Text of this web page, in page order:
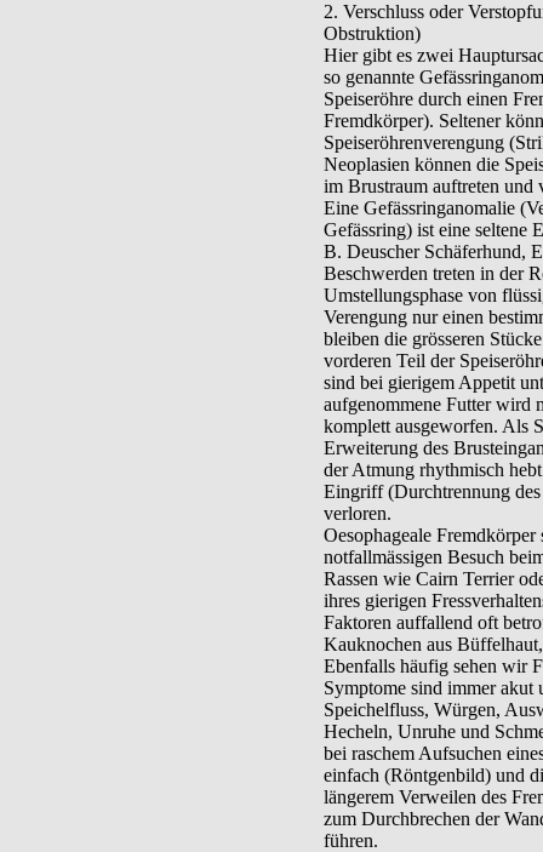
2. Verschluss oder
Obstruktion)
Hier gibt es zwei
so genannte
Speiseröhre durch einen
Fremdkörper). Seltener
Speiseröhrenverengung
Neoplasien können die
im Brustraum auftreten und
Eine Gefässringanomalie
Gefässring) ist eine seltene
B. Deuscher Schäferhund,
Beschwerden treten in der
Umstellungsphase von
Verengung nur einen
bleiben die grösseren
vorderen Teil der
sind bei gierigem Appetit
aufgenommene Futter wird
komplett ausgeworfen. Als
Erweiterung des
der Atmung rhythmisch
Eingriff (Durchtrennung des
verloren.
Oesophageale
notfallmässigen Besuch
Rassen wie Cairn Terrier
ihres gierigen
Faktoren auffallend oft
Kauknochen aus
Ebenfalls häufig sehen wir
Symptome sind immer akut
Speichelfluss, Würgen,
Hecheln, Unruhe und
bei raschem Aufsuchen
einfach (Röntgenbild) und
längerem Verweilen des
zum Durchbrechen der
führen.